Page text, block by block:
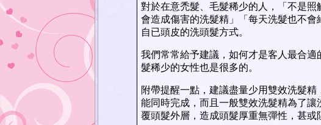
對於在意禿髮、毛髮稀少的人，「不是
會造成傷害的洗髮精」「每天洗髮也不
自已頭皮的洗頭髮方式。
我們常常給予建議，如何才是客人最合
髮稀少的女性也是很多的。
附帶提醒一點，建議盡量少用雙效洗髮
能同時完成，而且一般雙效洗髮精為了
覆頭髮外層，造成頭髮厚重無彈性，甚或